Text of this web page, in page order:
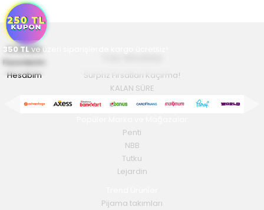
350 TLve üzeri siparişlerde kargo ücretsiz!
Anasayfa
Favorilerim
Hesabım
Yaz Modası
Sürpriz Fırsatları Kaçırma!
KALAN SÜRE
Penti
NBB
Tutku
Lejardin
Pijama takımları